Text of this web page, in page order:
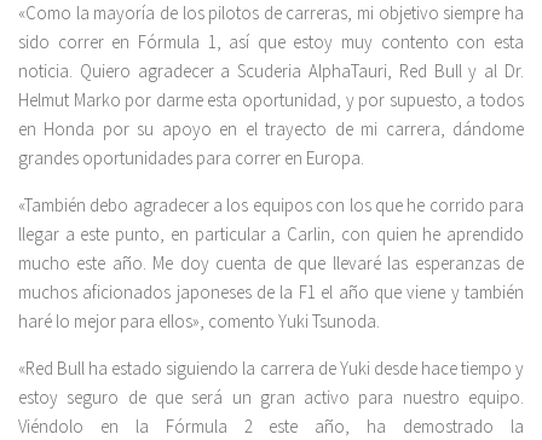
«Como la mayoría de los pilotos de carreras, mi objetivo siempre ha
sido correr en Fórmula 1, así que estoy muy contento con esta
noticia. Quiero agradecer a Scuderia AlphaTauri, Red Bull y al Dr.
Helmut Marko por darme esta oportunidad, y por supuesto, a todos
en Honda por su apoyo en el trayecto de mi carrera, dándome
grandes oportunidades para correr en Europa.
«También debo agradecer a los equipos con los que he corrido para
llegar a este punto, en particular a Carlin, con quien he aprendido
mucho este año. Me doy cuenta de que llevaré las esperanzas de
muchos aficionados japoneses de la F1 el año que viene y también
haré lo mejor para ellos», comento Yuki Tsunoda.
«Red Bull ha estado siguiendo la carrera de Yuki desde hace tiempo y
estoy seguro de que será un gran activo para nuestro equipo.
Viéndolo en la Fórmula 2 este año, ha demostrado la